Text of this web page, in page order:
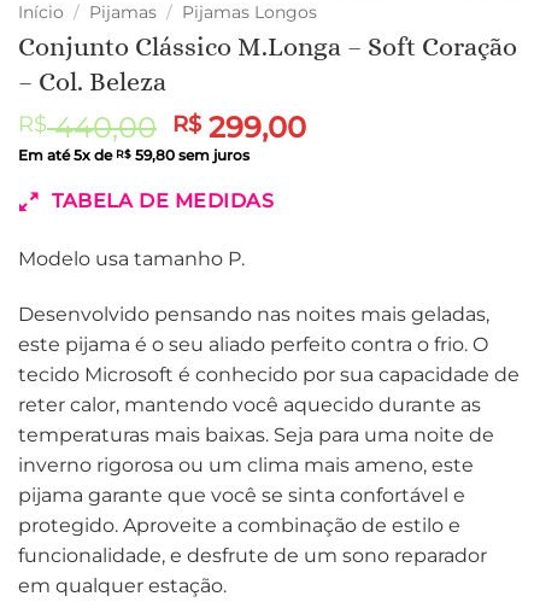
Início / Pijamas / Pijamas Longos
Conjunto Clássico M.Longa – Soft Coração
– Col. Beleza
R$440,00 O
preço
original
era:
R$ 440,00.
R$299,00O
Em até5x de R$ 59,80 sem juros
TABELA DE MEDIDAS
Modelo usa tamanho P.
Desenvolvido pensando nas noites mais geladas,
este pijama é o seu aliado perfeito contra o frio. O
tecido Microsoft é conhecido por sua capacidade de
reter calor, mantendo você aquecido durante as
temperaturas mais baixas. Seja para uma noite de
inverno rigorosa ou um clima mais ameno, este
pijama garante que você se sinta confortável e
protegido. Aproveite a combinação de estilo e
funcionalidade, e desfrute de um sono reparador
em qualquer estação.